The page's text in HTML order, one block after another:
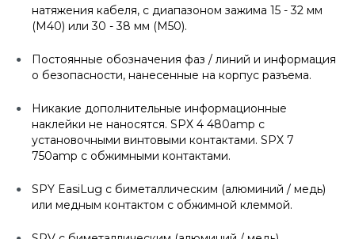
натяжения кабеля, с диапазоном зажима 15 - 32 мм
(M40) или 30 - 38 мм (M50).
Постоянные обозначения фаз / линий и информация
о безопасности, нанесенные на корпус разъема.
Никакие дополнительные информационные
наклейки не наносятся. SPX 4 480amp с
установочными винтовыми контактами. SPX 7
750amp с обжимными контактами.
SPY EasiLug с биметаллическим (алюминий / медь)
или медным контактом с обжимной клеммой.